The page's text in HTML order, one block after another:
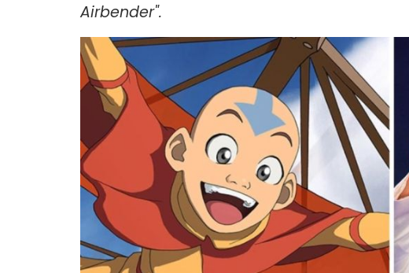
Airbender".